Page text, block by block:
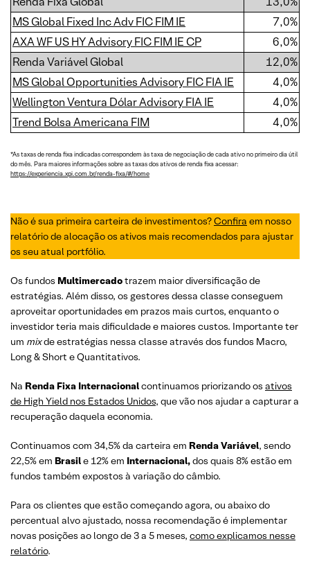
MS Global Fixed Inc Adv FIC FIM IE
7,0%
AXA WF US HY Advisory FIC FIM IE CP
6,0%
Renda Variável Global
12,0%
MS Global Opportunities Advisory FIC FIA IE
4,0%
Wellington Ventura Dólar Advisory FIA IE
4,0%
Trend Bolsa Americana FIM
4,0%
*As taxas de renda fixa indicadas correspondem às taxa de negociação de cada ativo no primeiro dia útil
do mês. Para maiores informações sobre as taxas dos ativos de renda fixa acessar:
https://experiencia.xpi.com.br/renda-fixa/#/home
Não é sua primeira carteira de investimentos?Confira em nosso
relatório de alocação os ativos mais recomendados para ajustar
os seu atual portfólio.
Os fundos Multimercadotrazem maior diversificação de
estratégias. Além disso, os gestores dessa classe conseguem
aproveitar oportunidades em prazos mais curtos, enquanto o
investidor teria mais dificuldade e maiores custos. Importante ter
um mixde estratégias nessa classe através dos fundos Macro,
Long & Short e Quantitativos.
Na Renda Fixa Internacionalcontinuamos priorizando os ativos
de High Yield nos Estados Unidos, que vão nos ajudar a capturar a
recuperação daquela economia.
Continuamos com 34,5% da carteira em Renda Variável, sendo
22,5% em Brasile 12% em Internacional,dos quais 8% estão em
fundos também expostos à variação do câmbio.
Para os clientes que estão começando agora, ou abaixo do
percentual alvo ajustado, nossa recomendação é implementar
novas posições ao longo de 3 a 5 meses, como explicamos nesse
relatório.